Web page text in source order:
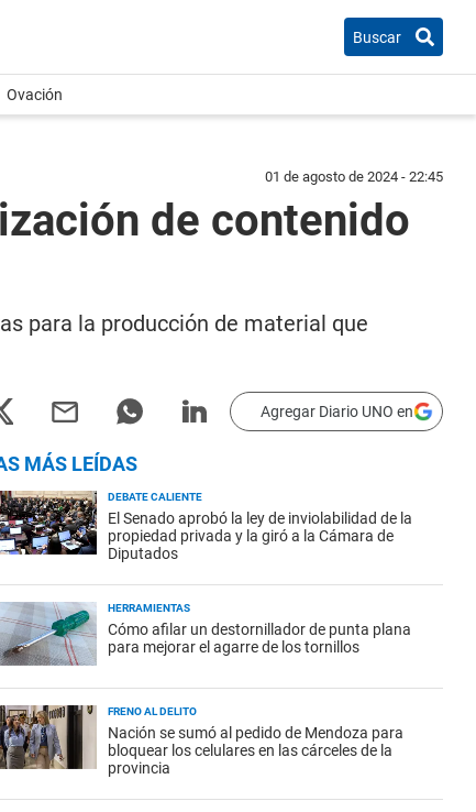
Buscar
Ovación
01 de agosto de 2024 - 22:45
de contenido
para la producción de material que
Agregar Diario UNO en
MÁS LEÍDAS
DEBATE CALIENTE
El Senado aprobó la ley de inviolabilidad de la
propiedad privada y la giró a la Cámara de
Diputados
HERRAMIENTAS
Cómo afilar un destornillador de punta plana
para mejorar el agarre de los tornillos
FRENO AL DELITO
Nación se sumó al pedido de Mendoza para
bloquear los celulares en las cárceles de la
provincia